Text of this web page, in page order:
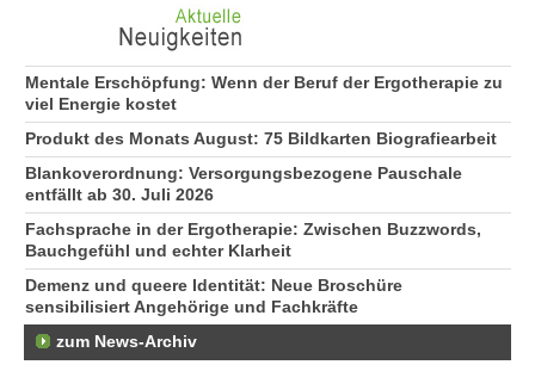
Mentale Erschöpfung: Wenn der Beruf der Ergotherapie zu
viel Energie kostet
Produkt des Monats August: 75 Bildkarten Biografiearbeit
Blankoverordnung: Versorgungsbezogene Pauschale
entfällt ab 30. Juli 2026
Fachsprache in der Ergotherapie: Zwischen Buzzwords,
Bauchgefühl und echter Klarheit
Demenz und queere Identität: Neue Broschüre
sensibilisiert Angehörige und Fachkräfte
zum News-Archiv